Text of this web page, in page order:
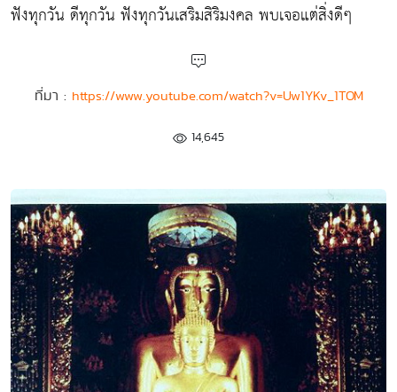
ฟังทุกวัน ดีทุกวัน ฟังทุกวันเสริมสิริมงคล พบเจอแต่สิ่งดีๆ
ที่มา : https://www.youtube.com/watch?v=Uw1YKv_1TOM
14,645